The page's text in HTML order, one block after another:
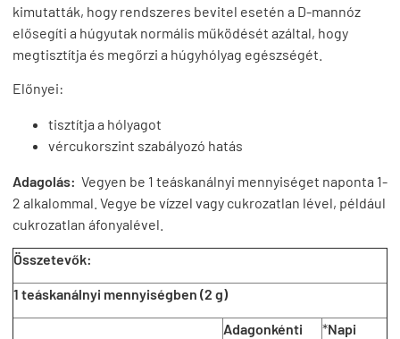
kimutatták, hogy rendszeres bevitel esetén a D-mannóz
elősegíti a húgyutak normális működését azáltal, hogy
megtisztítja és megőrzi a húgyhólyag egészségét.
Előnyei:
tisztítja a hólyagot
vércukorszint szabályozó hatás
Adagolás: Vegyen be 1 teáskanálnyi mennyiséget naponta 1-
2 alkalommal. Vegye be vízzel vagy cukrozatlan lével, például
cukrozatlan áfonyalével.
Összetevők:
1 teáskanálnyi mennyiségben (2 g)
Adagonkénti
*Napi